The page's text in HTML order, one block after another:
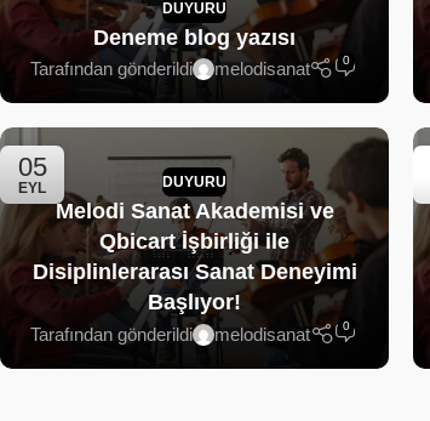
DUYURU
Deneme blog yazısı
Tarafından gönderildi melodisanat 0
05
EYL DUYURU
Melodi Sanat Akademisi ve
Qbicart İşbirliği ile
Disiplinlerarası Sanat Deneyimi
Başlıyor!
Tarafından gönderildi melodisanat 0